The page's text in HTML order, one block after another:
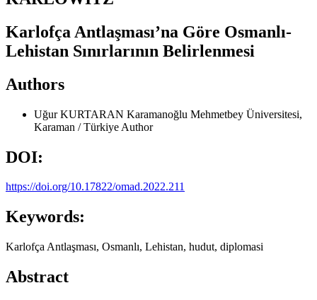
Karlofça Antlaşması’na Göre Osmanlı-
Lehistan Sınırlarının Belirlenmesi
Authors
Uğur KURTARAN Karamanoğlu Mehmetbey Üniversitesi,
Karaman / Türkiye Author
DOI:
https://doi.org/10.17822/omad.2022.211
Keywords:
Karlofça Antlaşması, Osmanlı, Lehistan, hudut, diplomasi
Abstract